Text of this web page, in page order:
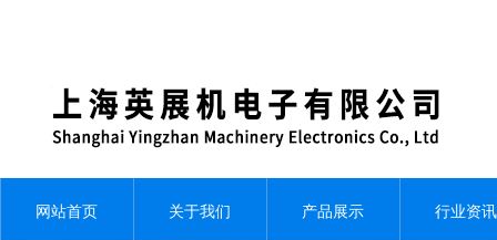
网站首页 关于我们 产品展示 行业资讯